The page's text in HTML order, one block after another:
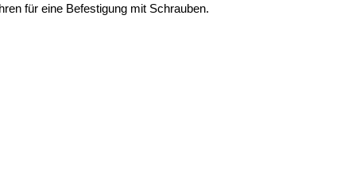
für eine Befestigung mit Schrauben.